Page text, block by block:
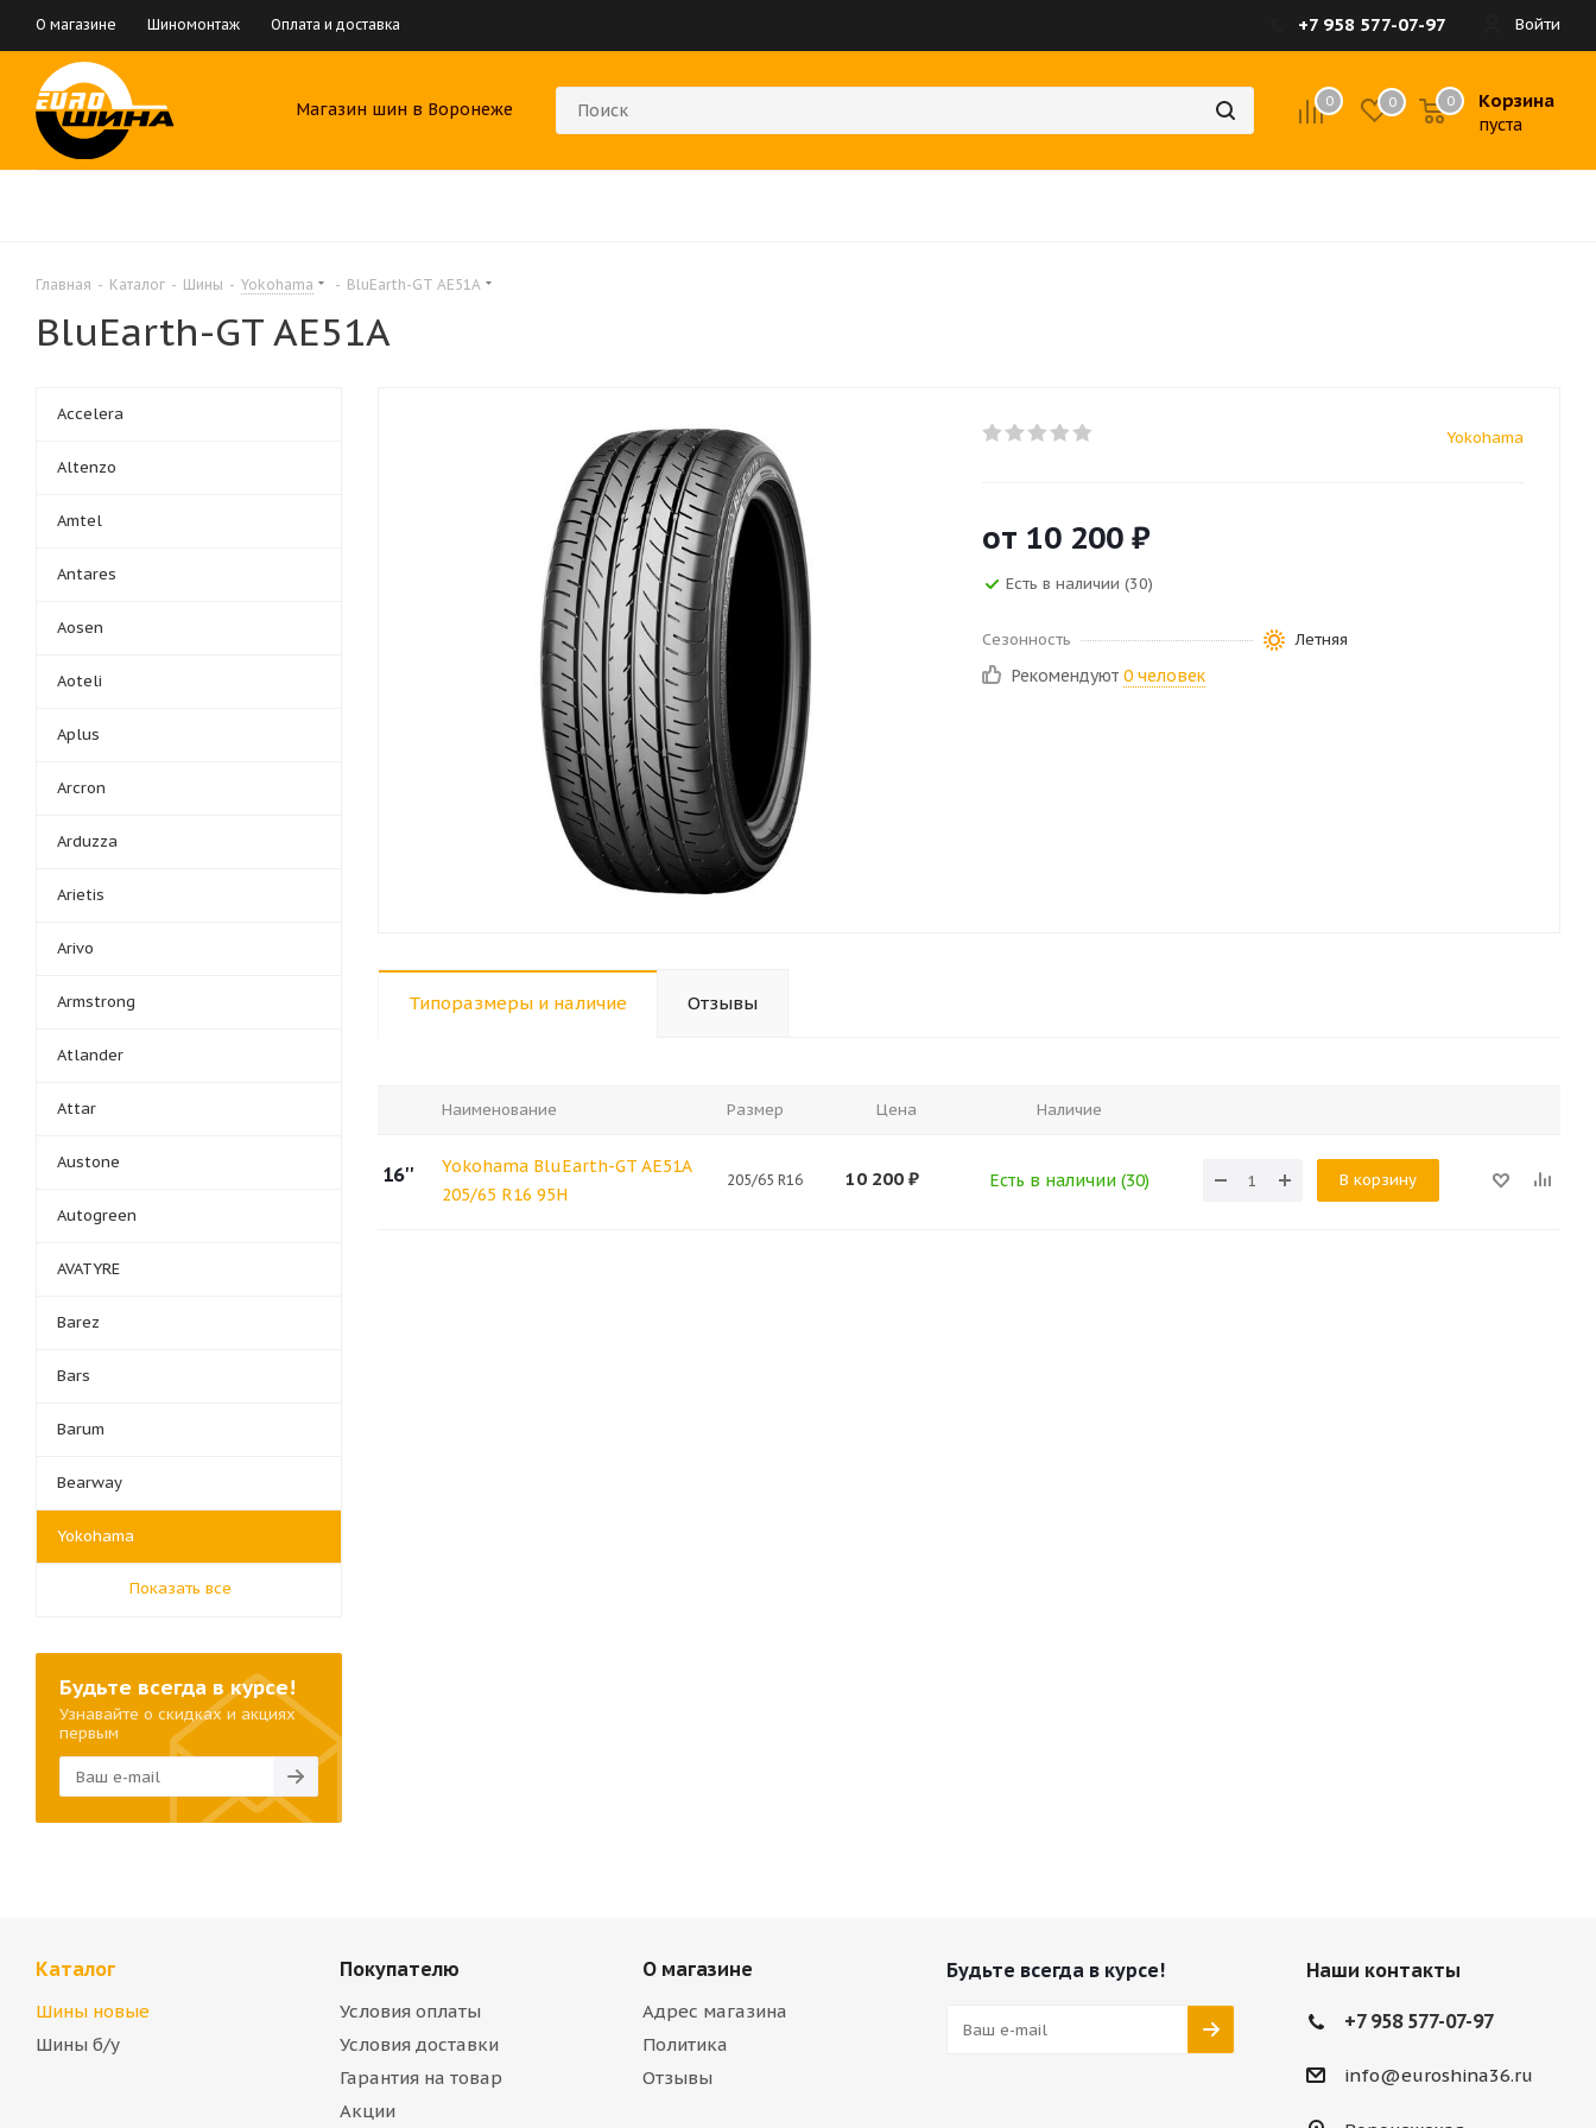
О магазине Шиномонтаж Оплата и доставка Войти
+7 958 577-07-97
Магазин шин в Воронеже 0 0 Корзина
пуста
0
Главная - Каталог - Шины - Yokohama - BluEarth-GT AE51A
BluEarth-GT AE51A
Yokohama
от 10 200 ₽
Есть в наличии (30)
Сезонность Летняя
Рекомендуют 0 человек
Типоразмеры и наличие Отзывы
Наименование Размер Цена Наличие
16''
Yokohama BluEarth-GT AE51A
205/65 R16 95H
205/65 R16 10 200 ₽ Есть в наличии (30) В корзину
Accelera
Altenzo
Amtel
Antares
Aosen
Aoteli
Aplus
Arcron
Arduzza
Arietis
Arivo
Armstrong
Atlander
Attar
Austone
Autogreen
AVATYRE
Barez
Bars
Barum
Bearway
Yokohama
Показать все
Будьте всегда в курсе!
Узнавайте о скидках и акциях
первым
Каталог
Шины новые
Шины б/у
Покупателю
Условия оплаты
Условия доставки
Гарантия на товар
Акции
О магазине
Адрес магазина
Политика
Отзывы
Будьте всегда в курсе! Наши контакты
+7 958 577-07-97
info@euroshina36.ru